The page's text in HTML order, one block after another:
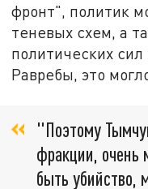
фронт", политик
теневых схем, а
политических
Равребы, это
"Поэтому
фракции, очень
быть убийство,